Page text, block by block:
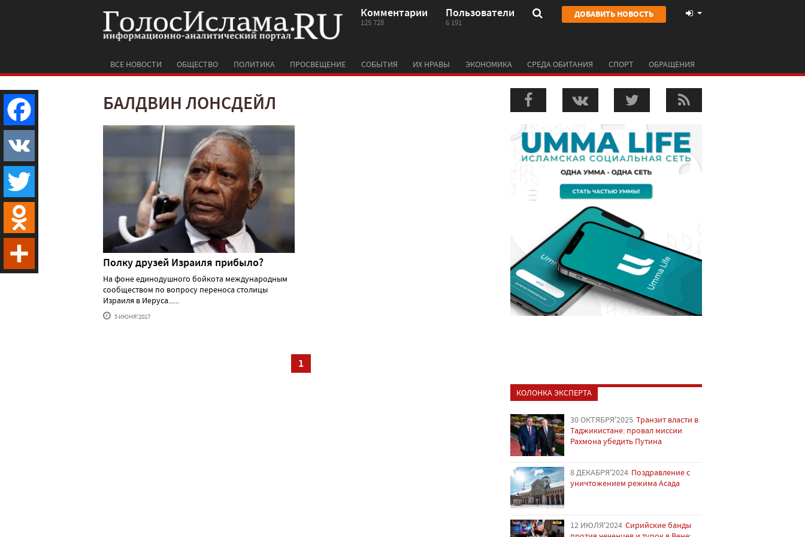
Комментарии
125 728
Пользователи
6 191
ДОБАВИТЬ НОВОСТЬ
ВСЕ НОВОСТИ ОБЩЕСТВО ПОЛИТИКА ПРОСВЕЩЕНИЕ СОБЫТИЯ ИХ НРАВЫ ЭКОНОМИКА СРЕДА ОБИТАНИЯ СПОРТ ОБРАЩЕНИЯ
БАЛДВИН ЛОНСДЕЙЛ
Полку друзей Израиля прибыло?
На фоне единодушного бойкота международным
сообществом по вопросу переноса столицы
Израиля в Иеруса......
5 ИЮНЯ'2017
1
КОЛОНКА ЭКСПЕРТА
30 ОКТЯБРЯ'2025 Транзит власти в
Таджикистане: провал миссии
Рахмона убедить Путина
8 ДЕКАБРЯ'2024 Поздравление с
уничтожением режима Асада
12 ИЮЛЯ'2024 Сирийские банды
Facebook
VK
Twitter
Odnoklassniki